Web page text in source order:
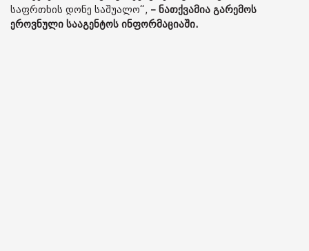
საფრთხის დონე საშუალო“, – ნათქვამია გარემოს
ეროვნული სააგენტოს ინფორმაციაში.